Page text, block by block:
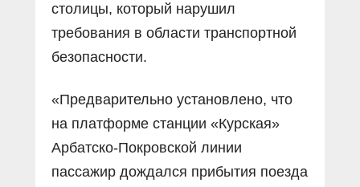
столицы, который нарушил
требования в области транспортной
безопасности.
«Предварительно установлено, что
на платформе станции «Курская»
Арбатско-Покровской линии
пассажир дождался прибытия поезда